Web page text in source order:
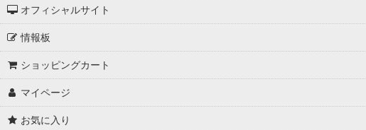
オフィシャルサイト
情報板
ショッピングカート
マイページ
お気に入り